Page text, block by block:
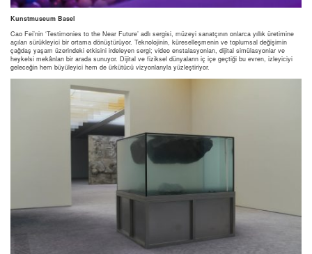
Kunstmuseum Basel
Cao Fei’nin ‘Testimonies to the Near Future’ adlı sergisi, müzeyi sanatçının onlarca yıllık üretimine
açılan sürükleyici bir ortama dönüştürüyor. Teknolojinin, küreselleşmenin ve toplumsal değişimin
çağdaş yaşam üzerindeki etkisini irdeleyen sergi; video enstalasyonları, dijital simülasyonlar ve
heykelsi mekânları bir arada sunuyor. Dijital ve fiziksel dünyaların iç içe geçtiği bu evren, izleyiciyi
geleceğin hem büyüleyici hem de ürkütücü vizyonlarıyla yüzleştiriyor.